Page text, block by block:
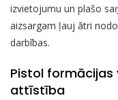
izvietojumu un plašo
aizsargam ļauj ātri
darbības.
Pistol
attīstība